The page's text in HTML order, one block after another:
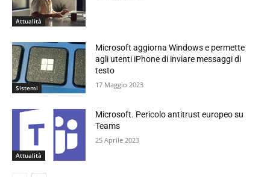
Attualità
Sistemi
Microsoft aggiorna Windows e permette
agli utenti iPhone di inviare messaggi di
testo
17 Maggio 2023
Attualità
Microsoft. Pericolo antitrust europeo su
Teams
25 Aprile 2023